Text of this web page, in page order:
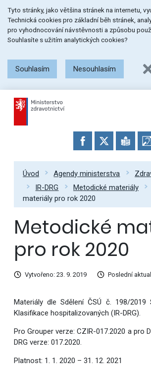
na
menu
na
obsah
na
patičku
stránky
Tyto stránky, jako většina stránek na internetu,
Technická cookies pro základní běh stránek,
pro vyhodnocování návstěvnosti a způsobu
Souhlasíte s užitím analytických cookies?
Souhlasím Nesouhlasím
Úvod Agendy ministerstva
IR-DRG
Metodické materiály
materiály pro rok 2020
Metodické
pro rok 2020
Vytvořeno: 23. 9. 2019 Poslední
Materiály dle Sdělení ČSÚ č. 198/2019
Klasifikace hospitalizovaných (IR-DRG).
Pro Grouper verze: CZIR-017.2020 a pro
DRG verze: 017.2020.
Platnost: 1. 1. 2020 – 31. 12. 2021